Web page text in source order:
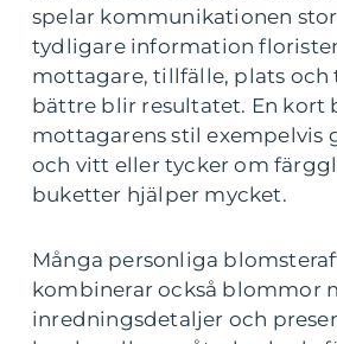
spelar kommunikationen
tydligare information
mottagare, tillfälle, plats och
bättre blir resultatet. En kort
mottagarens stil exempelvis
och vitt eller tycker om
buketter hjälper mycket.
Många personliga
kombinerar också blommor
inredningsdetaljer och